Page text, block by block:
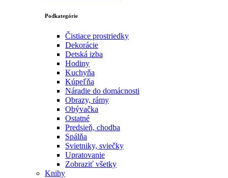
Podkategórie
Čistiace prostriedky
Dekorácie
Detská izba
Hodiny
Kuchyňa
Kúpeľňa
Náradie do domácnosti
Obrazy, rámy
Obývačka
Ostatné
Predsieň, chodba
Spálňa
Svietniky, sviečky
Upratovanie
Zobraziť všetky
Knihy